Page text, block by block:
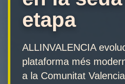
etapa
ALLINVALENCIA
plataforma més
a la Comunitat